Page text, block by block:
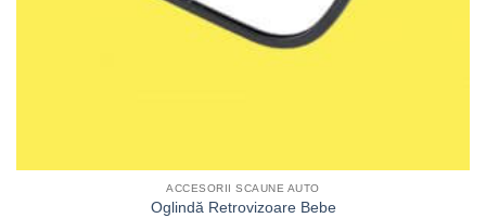
ACCESORII SCAUNE AUTO
Oglindă Retrovizoare Bebe